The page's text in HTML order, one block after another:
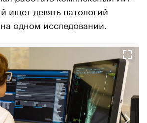
ищет девять патологий
одном исследовании.